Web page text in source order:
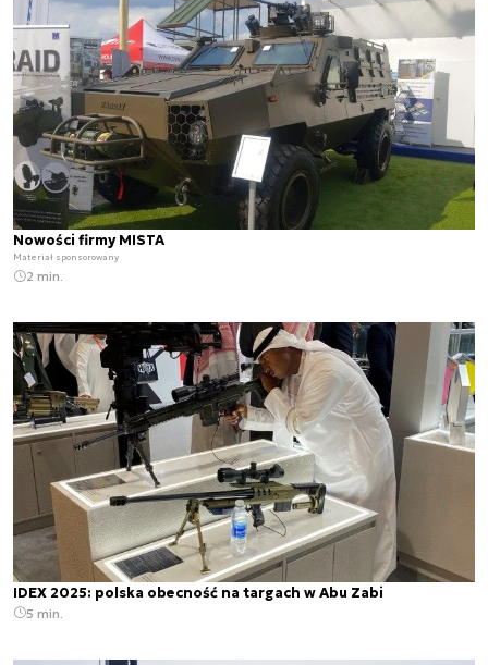
Nowości firmy MISTA
Materiał sponsorowany
2 min.
IDEX 2025: polska obecność na targach w Abu Zabi
5 min.